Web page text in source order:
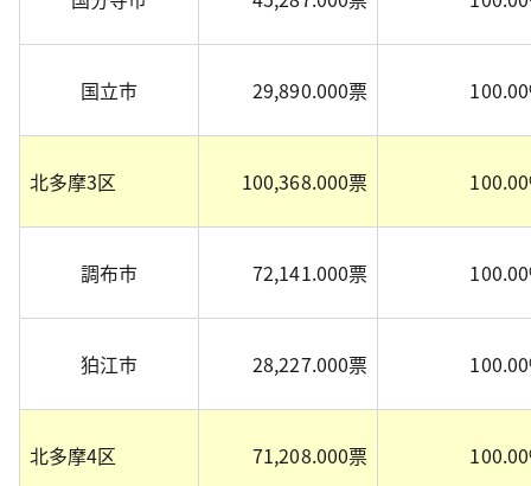
国立市 29,890.000票
北多摩3区 100,368.000票
調布市 72,141.000票
狛江市 28,227.000票
北多摩4区 71,208.000票